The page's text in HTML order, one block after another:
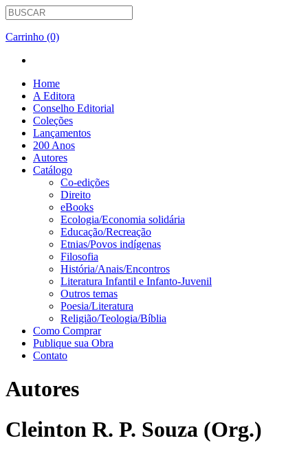
Carrinho (0)
Home
A Editora
Conselho Editorial
Coleções
Lançamentos
200 Anos
Autores
Catálogo
Co-edições
Direito
eBooks
Ecologia/Economia solidária
Educação/Recreação
Etnias/Povos indígenas
Filosofia
História/Anais/Encontros
Literatura Infantil e Infanto-Juvenil
Outros temas
Poesia/Literatura
Religião/Teologia/Bíblia
Como Comprar
Publique sua Obra
Contato
Autores
Cleinton R. P. Souza (Org.)